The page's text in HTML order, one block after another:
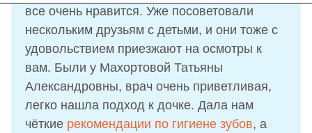
все очень нравится. Уже посоветовали
нескольким друзьям с детьми, и они тоже с
удовольствием приезжают на осмотры к
вам. Были у Махортовой Татьяны
Александровны, врач очень приветливая,
легко нашла подход к дочке. Дала нам
чёткие рекомендации по гигиене зубов, а